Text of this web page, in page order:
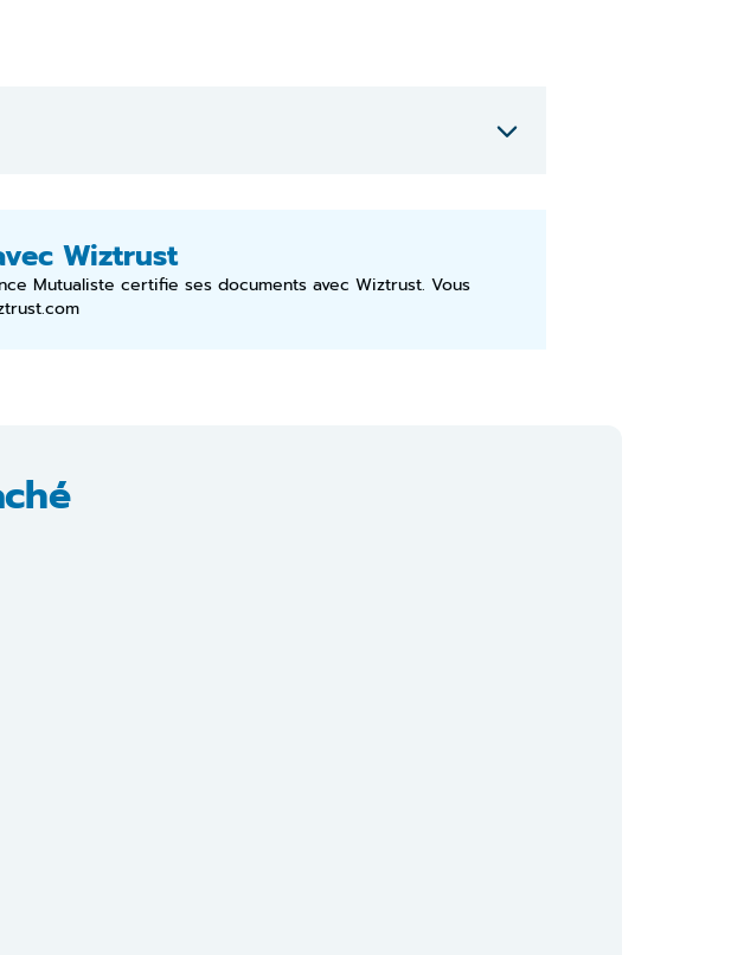
Wiztrust
Mutualiste certifie ses documents avec Wiztrust. Vous